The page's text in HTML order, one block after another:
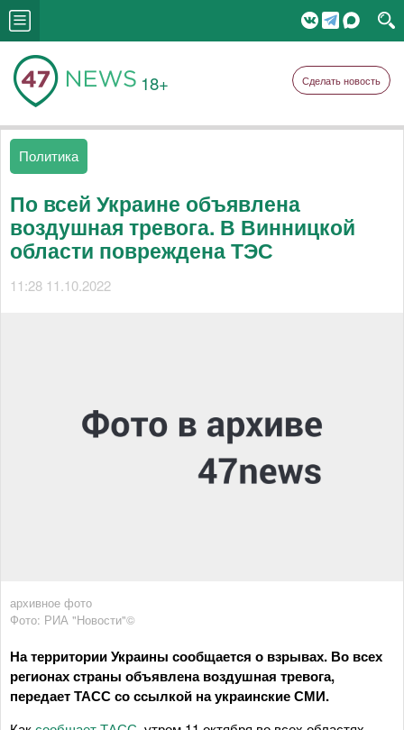
18+ Сделать новость
Политика
По всей Украине объявлена
воздушная тревога. В Винницкой
области повреждена ТЭС
11:28 11.10.2022
архивное фото
Фото: РИА "Новости"©
На территории Украины сообщается о взрывах. Во всех
регионах страны объявлена воздушная тревога,
передает ТАСС со ссылкой на украинские СМИ.